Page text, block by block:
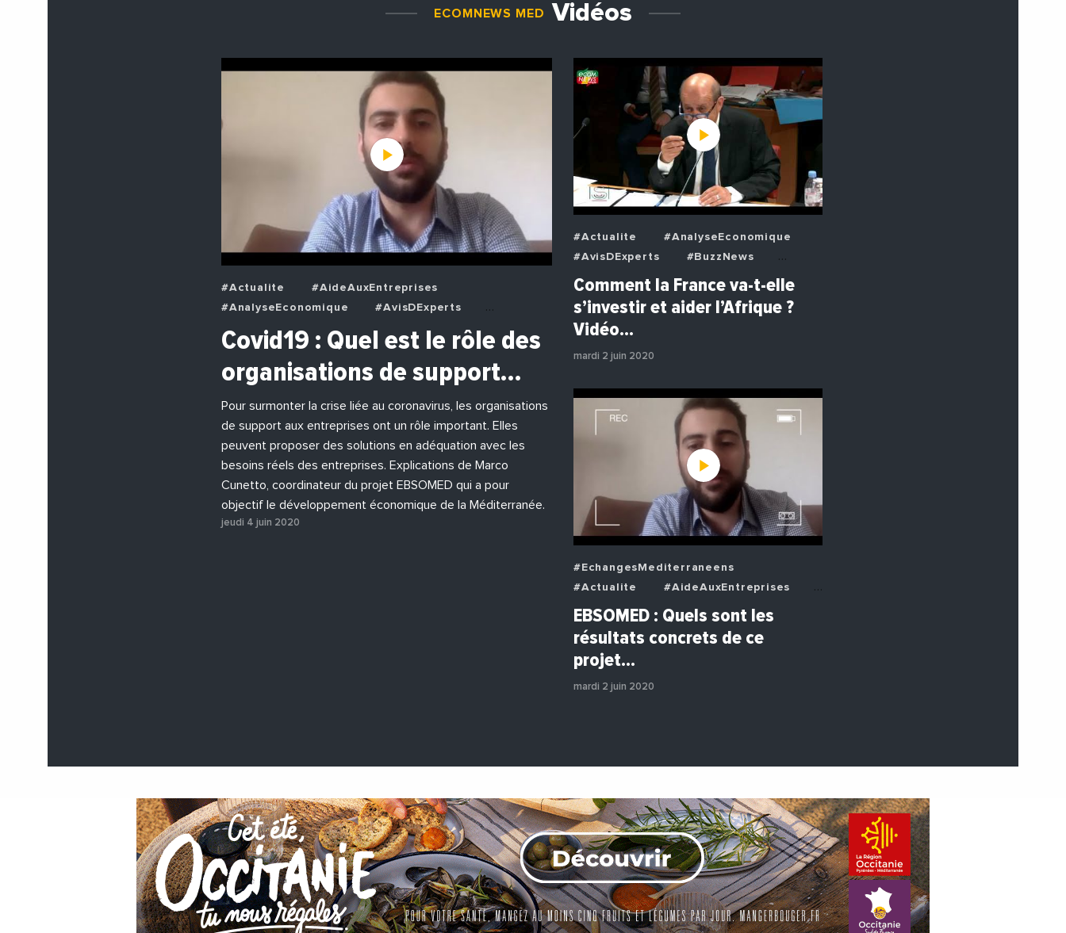
ECOMNEWS MED Vidéos
#Actualite
#AideAuxEntreprises
#AnalyseEconomique
#AvisDExperts
#BuzzNews
#EchangesMediterraneens
#Economie
#EnDirectDe
#Entreprises
#Institutions
#PhotosEtVideos
Covid19 : Quel est le rôle des
organisations de support…
Pour surmonter la crise liée au coronavirus, les organisations
de support aux entreprises ont un rôle important. Elles
peuvent proposer des solutions en adéquation avec les
besoins réels des entreprises. Explications de Marco
Cunetto, coordinateur du projet EBSOMED qui a pour
objectif le développement économique de la Méditerranée.
jeudi 4 juin 2020
#Actualite
#AnalyseEconomique
#AvisDExperts
#BuzzNews
#Decideurs
#Economie
#EnDirectDe
#Institutions
#Politique
Comment la France va-t-elle
s’investir et aider l’Afrique ?
Vidéo…
mardi 2 juin 2020
#EchangesMediterraneens
#Actualite
#AideAuxEntreprises
#AvisDExperts
#BuzzNews
#Decideurs
#EchangesMediterraneens
#Economie
#Institutions
EBSOMED : Quels sont les
résultats concrets de ce
projet…
mardi 2 juin 2020